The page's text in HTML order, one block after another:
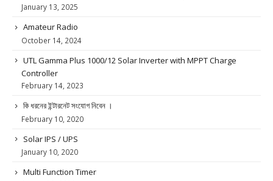
January 13, 2025
Amateur Radio
October 14, 2024
UTL Gamma Plus 1000/12 Solar Inverter with MPPT Charge
Controller
February 14, 2023
কি ধরনের ইন্টারনেট সংযোগ নিবেন ।
February 10, 2020
Solar IPS / UPS
January 10, 2020
Multi Function Timer